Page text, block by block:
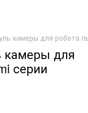
камеры для робота
камеры для
серии